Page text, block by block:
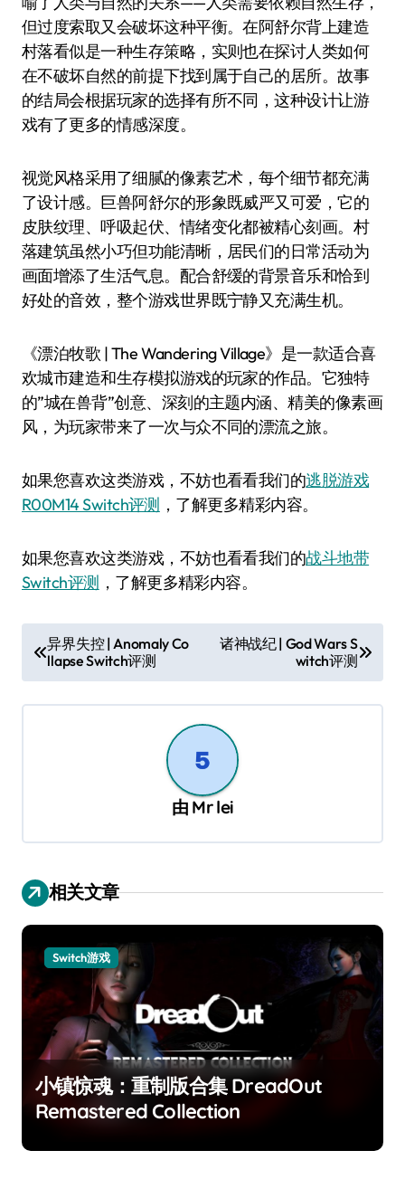
但过度索取又会破坏这种平衡。在阿舒尔背上建造
村落看似是一种生存策略，实则也在探讨人类如何
在不破坏自然的前提下找到属于自己的居所。故事
的结局会根据玩家的选择有所不同，这种设计让游
戏有了更多的情感深度。
视觉风格采用了细腻的像素艺术，每个细节都充满
了设计感。巨兽阿舒尔的形象既威严又可爱，它的
皮肤纹理、呼吸起伏、情绪变化都被精心刻画。村
落建筑虽然小巧但功能清晰，居民们的日常活动为
画面增添了生活气息。配合舒缓的背景音乐和恰到
好处的音效，整个游戏世界既宁静又充满生机。
《漂泊牧歌 | The Wandering Village》是一款适合喜
欢城市建造和生存模拟游戏的玩家的作品。它独特
的”城在兽背”创意、深刻的主题内涵、精美的像素画
风，为玩家带来了一次与众不同的漂流之旅。
如果您喜欢这类游戏，不妨也看看我们的逃脱游戏
R00M14 Switch评测 ，了解更多精彩内容。
如果您喜欢这类游戏，不妨也看看我们的战斗地带
Switch评测 ，了解更多精彩内容。
章
导
异界失控 | Anomaly Co
llapse Switch评测
诸神战纪 | God Wars S
witch评测
由 Mr lei
相关文章
Switch游戏
小镇惊魂：重制版合集 DreadOut
Remastered Collection